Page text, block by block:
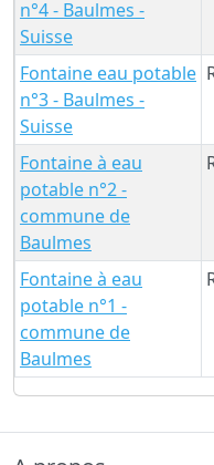
n°4 - Baulmes -
Suisse
Fontaine eau potable
n°3 - Baulmes -
Suisse
Fontaine à eau
potable n°2 -
commune de
Baulmes
Fontaine à eau
potable n°1 -
commune de
Baulmes